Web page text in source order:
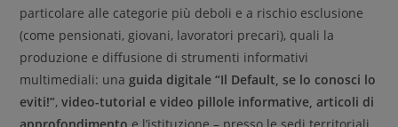
particolare alle categorie più deboli e a rischio esclusione
(come pensionati, giovani, lavoratori precari), quali la
produzione e diffusione di strumenti informativi
multimediali: una guida digitale “Il Default, se lo conosci lo
eviti!”,video-tutorial e video pillole informative, articoli di